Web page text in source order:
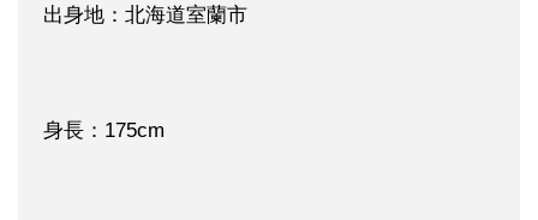
出身地：北海道室蘭市
身長：175cm